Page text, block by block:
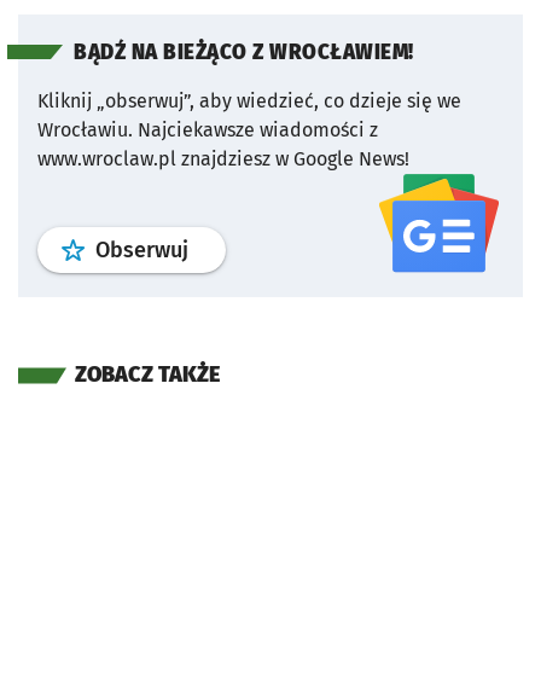
BĄDŹ NA BIEŻĄCO Z WROCŁAWIEM!
Kliknij „obserwuj”, aby wiedzieć, co dzieje się we
Wrocławiu. Najciekawsze wiadomości z
www.wroclaw.pl znajdziesz w Google News!
Obserwuj profil serwisu
ZOBACZ TAKŻE